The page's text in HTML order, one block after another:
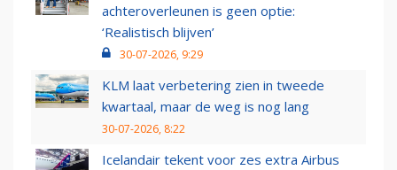
achteroverleunen is geen optie:
‘Realistisch blijven’
30-07-2026, 9:29
KLM laat verbetering zien in tweede
kwartaal, maar de weg is nog lang
30-07-2026, 8:22
Icelandair tekent voor zes extra Airbus